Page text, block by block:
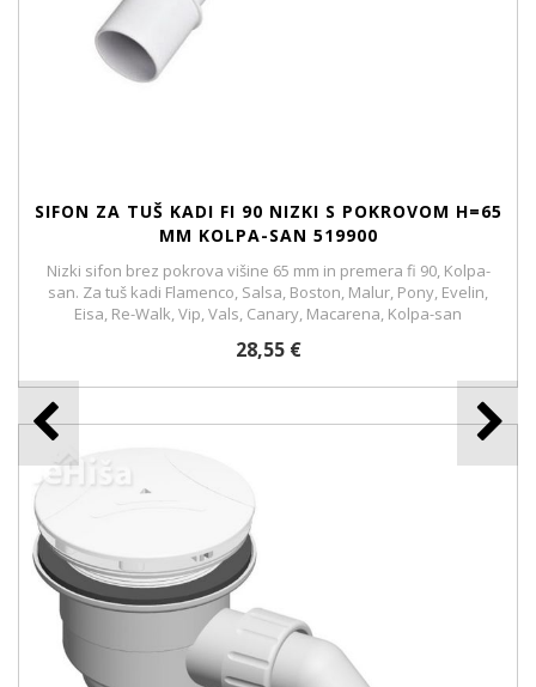
SIFON ZA TUŠ KADI FI 90 NIZKI S POKROVOM H=65
MM KOLPA-SAN 519900
Nizki sifon brez pokrova višine 65 mm in premera fi 90, Kolpa-
san. Za tuš kadi Flamenco, Salsa, Boston, Malur, Pony, Evelin,
Eisa, Re-Walk, Vip, Vals, Canary, Macarena, Kolpa-san
28,55 €